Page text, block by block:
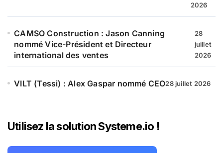
2026
CAMSO Construction : Jason Canning
nommé Vice-Président et Directeur
international des ventes
28
juillet
2026
VILT (Tessi) : Alex Gaspar nommé CEO28 juillet 2026
Utilisez la solution Systeme.io !